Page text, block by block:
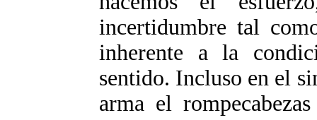
incertidumbre tal
inherente a la
sentido. Incluso en el
arma el